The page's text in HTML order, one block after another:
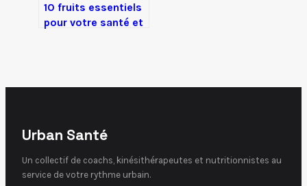
10 fruits essentiels
pour votre santé et
Urban Santé
Un collectif de coachs, kinésithérapeutes et nutritionnistes au
service de votre rythme urbain.